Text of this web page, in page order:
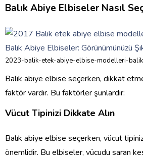
Balık Abiye Elbiseler Nasıl
2023-balik-etek-abiye-elbise-modelleri-
Balık abiye elbise seçerken, dikkat
faktör vardır. Bu faktörler şunlardır:
Vücut Tipinizi Dikkate Alın
Balık abiye elbise seçerken, vücut
önemlidir. Bu elbiseler, vücudu saran